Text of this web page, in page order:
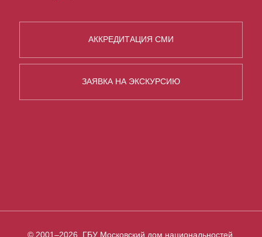
АККРЕДИТАЦИЯ СМИ
ЗАЯВКА НА ЭКСКУРСИЮ
© 2001–2026, ГБУ Московский дом национальностей,